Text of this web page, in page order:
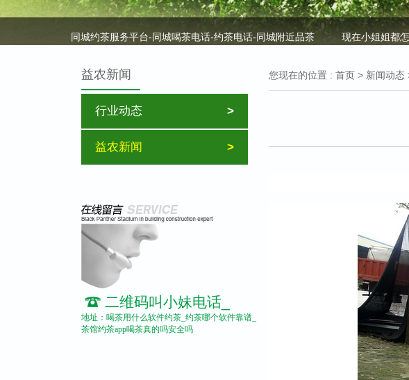
同城约茶服务平台-同城喝茶电话-约茶电话-同城附近品茶
电话联系方式-博客 580
现在小姐姐都
到一个陌生的
【销量捷报】
荆州益农饲料有限公司成功召开2013年度生产部表彰大会 微信400快服
这个舞台·任你飞跃 益农饲料公司
怎么在微信附近找服务_微信约附近鸡安全吗—本地便民 热烈祝贺荆州
户答谢会圆满
益农新闻
行业动态 >
益农新闻 >
二维码叫小妹电话_
地址：喝茶用什么软件约茶_约茶哪个软件靠谱_
茶馆约茶app喝茶真的吗安全吗
您现在的位置 : 首页 > 新闻动态